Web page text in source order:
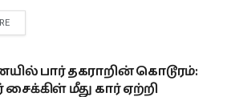
பார் தகராறின் கொடூரம்:
மீது கார் ஏற்றி